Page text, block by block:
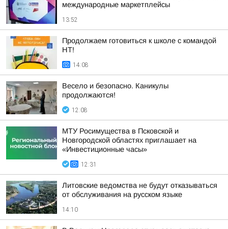
международные маркетплейсы
13:52
Продолжаем готовиться к школе с командой
НТ!
14:08
Весело и безопасно. Каникулы
продолжаются!
12:08
МТУ Росимущества в Псковской и
Новгородской областях приглашает на
«Инвестиционные часы»
12:31
Литовские ведомства не будут отказываться
от обслуживания на русском языке
14:10